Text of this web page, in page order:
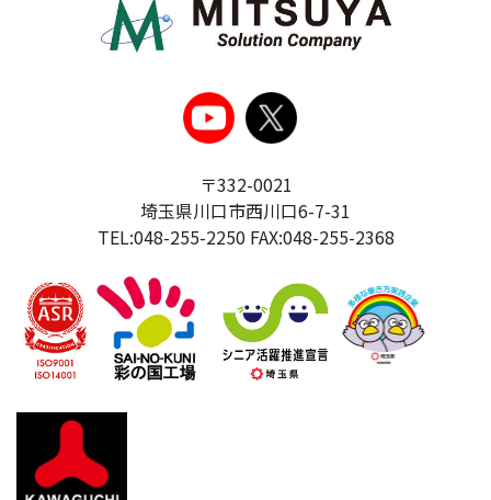
〒332-0021
埼玉県川口市西川口6-7-31
TEL:048-255-2250 FAX:048-255-2368